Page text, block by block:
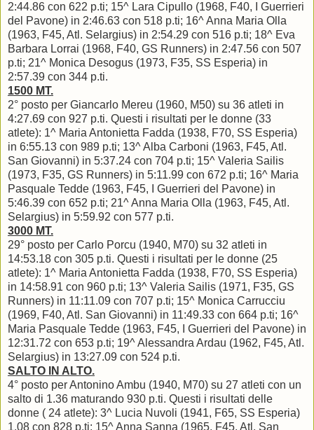
2:44.86 con 622 p.ti; 15^ Lara Cipullo (1968, F40, I Guerrieri
del Pavone) in 2:46.63 con 518 p.ti; 16^ Anna Maria Olla
(1963, F45, Atl. Selargius) in 2:54.29 con 516 p.ti; 18^ Eva
Barbara Lorrai (1968, F40, GS Runners) in 2:47.56 con 507
p.ti; 21^ Monica Desogus (1973, F35, SS Esperia) in
2:57.39 con 344 p.ti.
1500 MT.
2° posto per Giancarlo Mereu (1960, M50) su 36 atleti in
4:27.69 con 927 p.ti. Questi i risultati per le donne (33
atlete): 1^ Maria Antonietta Fadda (1938, F70, SS Esperia)
in 6:55.13 con 989 p.ti; 13^ Alba Carboni (1963, F45, Atl.
San Giovanni) in 5:37.24 con 704 p.ti; 15^ Valeria Sailis
(1973, F35, GS Runners) in 5:11.99 con 672 p.ti; 16^ Maria
Pasquale Tedde (1963, F45, I Guerrieri del Pavone) in
5:46.39 con 652 p.ti; 21^ Anna Maria Olla (1963, F45, Atl.
Selargius) in 5:59.92 con 577 p.ti.
3000 MT.
29° posto per Carlo Porcu (1940, M70) su 32 atleti in
14:53.18 con 305 p.ti. Questi i risultati per le donne (25
atlete): 1^ Maria Antonietta Fadda (1938, F70, SS Esperia)
in 14:58.91 con 960 p.ti; 13^ Valeria Sailis (1971, F35, GS
Runners) in 11:11.09 con 707 p.ti; 15^ Monica Carrucciu
(1969, F40, Atl. San Giovanni) in 11:49.33 con 664 p.ti; 16^
Maria Pasquale Tedde (1963, F45, I Guerrieri del Pavone) in
12:31.72 con 653 p.ti; 19^ Alessandra Ardau (1962, F45, Atl.
Selargius) in 13:27.09 con 524 p.ti.
SALTO IN ALTO.
4° posto per Antonino Ambu (1940, M70) su 27 atleti con un
salto di 1.36 maturando 930 p.ti. Questi i risultati delle
donne ( 24 atlete): 3^ Lucia Nuvoli (1941, F65, SS Esperia)
1.08 con 828 p.ti; 15^ Anna Sanna (1965, F45, Atl. San